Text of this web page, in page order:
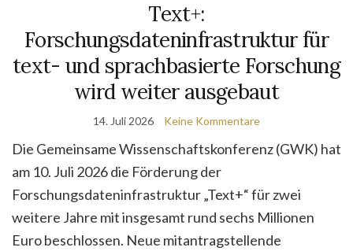
Text+:
Forschungsdateninfrastruktur für
text- und sprachbasierte Forschung
wird weiter ausgebaut
14. Juli 2026 Keine Kommentare
Die Gemeinsame Wissenschaftskonferenz (GWK) hat
am 10. Juli 2026 die Förderung der
Forschungsdateninfrastruktur „Text+“ für zwei
weitere Jahre mit insgesamt rund sechs Millionen
Euro beschlossen. Neue mitantragstellende